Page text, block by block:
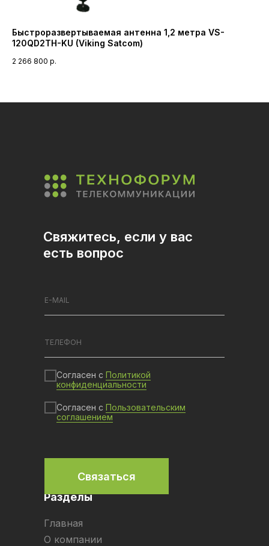
Быстроразвертываемая антенна 1,2 метра VS-
120QD2TH-KU (Viking Satcom)
2 266 800 р.
Разделы
Главная
О компании
Согласен с Политикой
конфиденциальности
Согласен с Пользовательским
соглашением
Связаться
Свяжитесь, если у вас
есть вопрос